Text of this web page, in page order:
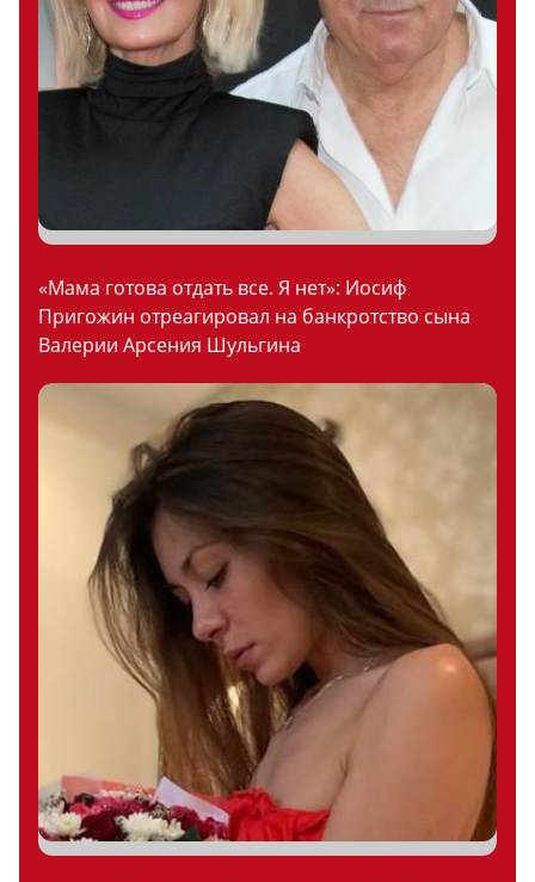
«Мама готова отдать все. Я нет»: Иосиф
Пригожин отреагировал на банкротство сына
Валерии Арсения Шульгина